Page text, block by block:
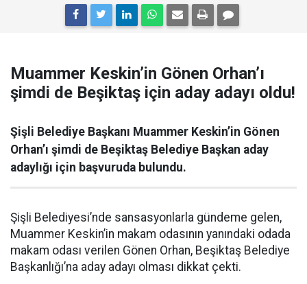
Muammer Keskin’in Gönen Orhan’ı
şimdi de Beşiktaş için aday adayı oldu!
Şişli Belediye Başkanı Muammer Keskin’in Gönen
Orhan’ı şimdi de Beşiktaş Belediye Başkan aday
adaylığı için başvuruda bulundu.
Şişli Belediyesi’nde sansasyonlarla gündeme gelen,
Muammer Keskin’in makam odasının yanındaki odada
makam odası verilen Gönen Orhan, Beşiktaş Belediye
Başkanlığı’na aday adayı olması dikkat çekti.